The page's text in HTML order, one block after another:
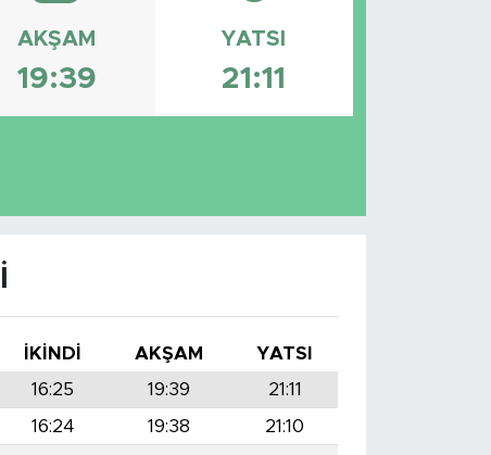
AKŞAM
19:39
YATSI
21:11
İKINDI AKŞAM
YATSI
16:25 19:39
21:11
16:24 19:38
21:10